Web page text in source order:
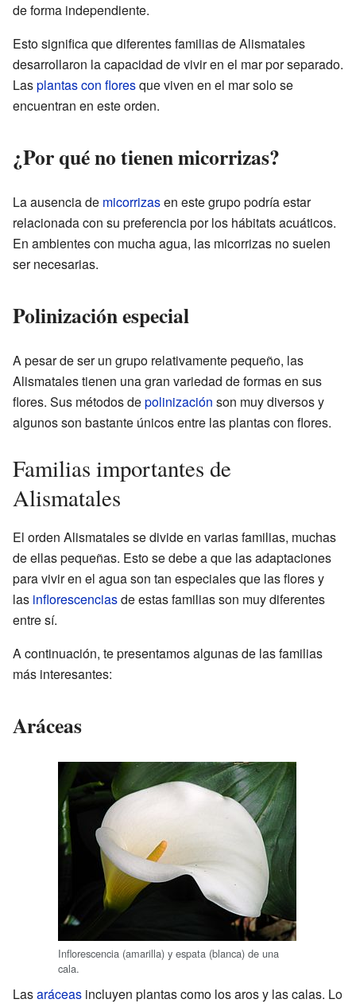
de forma independiente.
Esto significa que diferentes familias de Alismatales
desarrollaron la capacidad de vivir en el mar por separado.
Lasplantas con floresque viven en el mar solo se
encuentran en este orden.
¿Por qué no tienen micorrizas?
La ausencia de micorrizasen este grupo podría estar
relacionada con su preferencia por los hábitats acuáticos.
En ambientes con mucha agua, las micorrizas no suelen
ser necesarias.
Polinización especial
A pesar de ser un grupo relativamente pequeño, las
Alismatales tienen una gran variedad de formas en sus
flores. Sus métodos depolinización son muy diversos y
algunos son bastante únicos entre las plantas con flores.
Familias importantes de
Alismatales
El orden Alismatales se divide en varias familias, muchas
de ellas pequeñas. Esto se debe a que las adaptaciones
para vivir en el agua son tan especiales que las flores y
las inflorescenciasde estas familias son muy diferentes
entre sí.
A continuación, te presentamos algunas de las familias
más interesantes:
Aráceas
Inflorescencia (amarilla) y espata (blanca) de una
cala.
Lasaráceas incluyen plantas como los aros y las calas. Lo